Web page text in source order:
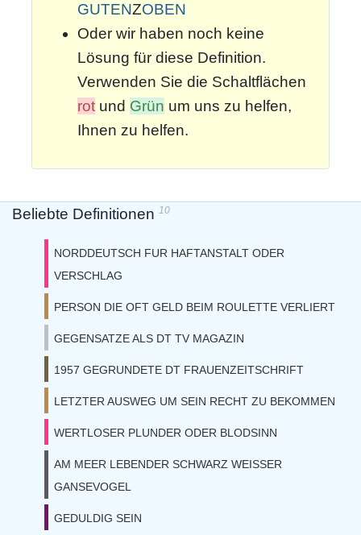
GUTENZOBEN
Oder wir haben noch keine
Lösung für diese Definition.
Verwenden Sie die Schaltflächen
rot und Grün um uns zu helfen,
Ihnen zu helfen.
Beliebte Definitionen 10
NORDDEUTSCH FUR HAFTANSTALT ODER
VERSCHLAG
PERSON DIE OFT GELD BEIM ROULETTE VERLIERT
GEGENSATZE ALS DT TV MAGAZIN
1957 GEGRUNDETE DT FRAUENZEITSCHRIFT
LETZTER AUSWEG UM SEIN RECHT ZU BEKOMMEN
WERTLOSER PLUNDER ODER BLODSINN
AM MEER LEBENDER SCHWARZ WEISSER
GANSEVOGEL
GEDULDIG SEIN